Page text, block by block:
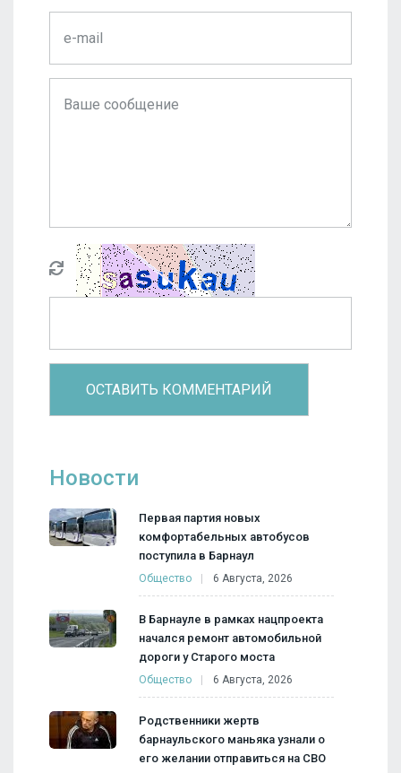
Новости
Первая партия новых
комфортабельных автобусов
поступила в Барнаул
Общество 6 Августа, 2026
В Барнауле в рамках нацпроекта
начался ремонт автомобильной
дороги у Старого моста
Общество 6 Августа, 2026
Родственники жертв
барнаульского маньяка узнали о
его желании отправиться на СВО